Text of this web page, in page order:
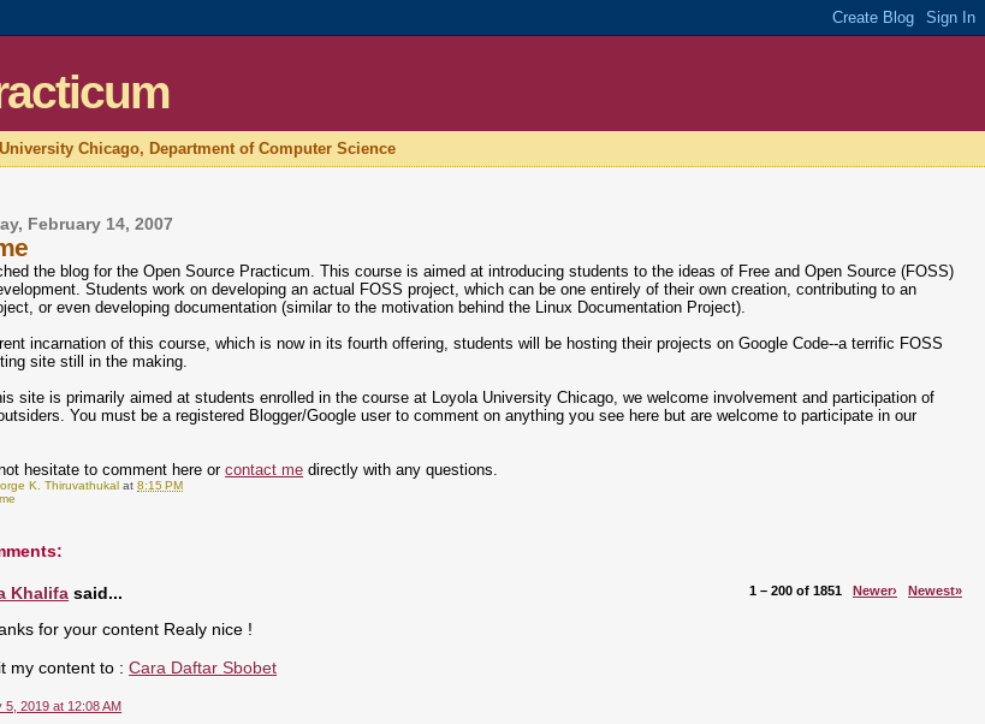
Chicago, Department of Computer Science
February 14, 2007
the blog for the Open Source Practicum. This course is aimed at introducing students to the ideas of Free and Open Source (FOSS)
Students work on developing an actual FOSS project, which can be one entirely of their own creation, contributing to an
or even developing documentation (similar to the motivation behind the Linux Documentation Project).
incarnation of this course, which is now in its fourth offering, students will be hosting their projects on Google Code--a terrific FOSS
site still in the making.
site is primarily aimed at students enrolled in the course at Loyola University Chicago, we welcome involvement and participation of
You must be a registered Blogger/Google user to comment on anything you see here but are welcome to participate in our
hesitate to comment here orcontact me directly with any questions.
K. Thiruvathukal at8:15 PM
1 – 200 of 1851 Newer› Newest»
Khalifa said...
for your content Realy nice !
my content to :Cara Daftar Sbobet
5, 2019 at 12:08 AM